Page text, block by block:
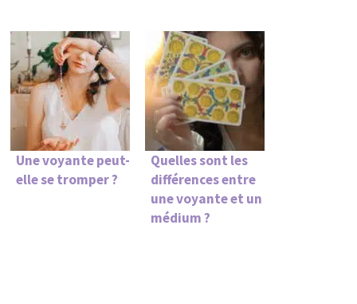
Une voyante peut-
elle se tromper ?
Quelles sont les
différences entre
une voyante et un
médium ?